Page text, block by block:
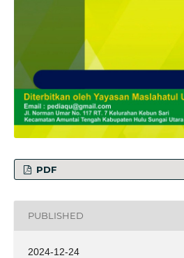
PDF
PUBLISHED
2024-12-24